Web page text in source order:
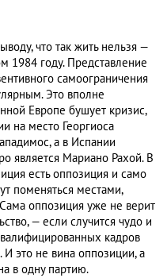
что так жить нельзя —
1984 году. Представление
самоограничения
Это вполне
Европе бушует кризис,
на место Георгиоса
а в Испании
является Мариано Рахой. В
есть оппозиция и само
поменяться местами,
оппозиция уже не верит
— если случится чудо и
кадров
И это не вина оппозиции, а
в одну партию.